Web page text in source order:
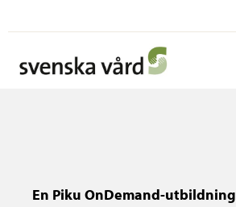
En Piku OnDemand-utbildning